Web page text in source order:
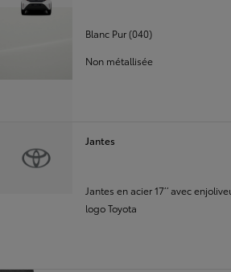
Blanc Pur (040)
Non métallisée
Jantes
Jantes en acier 17’’ avec
logo Toyota